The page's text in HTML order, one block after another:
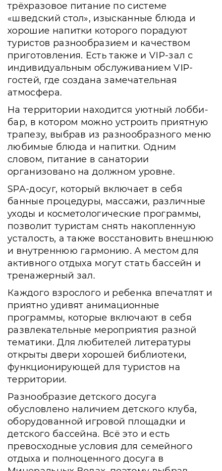
трёхразовое питание по системе
«шведский стол», изысканные блюда и
хорошие напитки которого порадуют
туристов разнообразием и качеством
приготовления. Есть также и VIP-зал с
индивидуальным обслуживанием VIP-
гостей, где создана замечательная
атмосфера.
На территории находится уютный лобби-
бар, в котором можно устроить приятную
трапезу, выбрав из разнообразного меню
любимые блюда и напитки. Одним
словом, питание в санатории
организовано на должном уровне.
SPA-досуг, который включает в себя
банные процедуры, массажи, различные
уходы и косметологические программы,
позволит туристам снять накопленную
усталость, а также восстановить внешнюю
и внутреннюю гармонию. А местом для
активного отдыха могут стать бассейн и
тренажерный зал.
Каждого взрослого и ребенка впечатлят и
приятно удивят анимационные
программы, которые включают в себя
развлекательные мероприятия разной
тематики. Для любителей литературы
открыты двери хорошей библиотеки,
функционирующей для туристов на
территории.
Разнообразие детского досуга
обусловлено наличием детского клуба,
оборудованной игровой площадки и
детского бассейна. Всё это и есть
превосходные условия для семейного
отдыха и полноценного досуга в